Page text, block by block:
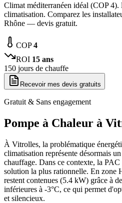
Climat méditerranéen idéal (COP
climatisation. Comparez les
Rhône — devis gratuit.
COP4
ROI 15 ans
150 jours de chauffe
Recevoir mes devis gratuits
Gratuit & Sans engagement
Pompe à Chaleur à
À Vitrolles, la problématique
climatisation représente désormais
chauffage. Dans ce contexte, la
solution la plus rationnelle. En zone
restent contenues (5.4 kW) grâce à
inférieures à -3°C, ce qui permet
et silencieux.